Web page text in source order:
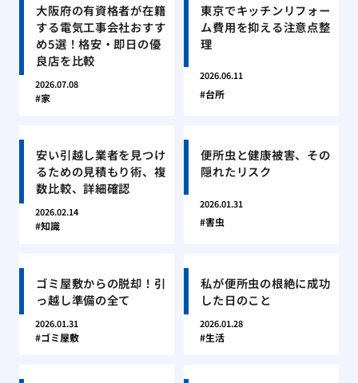
大阪府の有資格者が在籍
する電気工事会社おすす
め5選！格安・即日の優
良店を比較
2026.07.08
家
東京でキッチンリフォー
ム費用を抑える注意点整
理
2026.06.11
台所
安い引越し業者を見つけ
るための見積もり術、複
数比較、詳細確認
2026.02.14
知識
便所虫と健康被害、その
隠れたリスク
2026.01.31
害虫
ゴミ屋敷からの脱却！引
っ越し準備の全て
2026.01.31
ゴミ屋敷
私が便所虫の根絶に成功
した日のこと
2026.01.28
生活